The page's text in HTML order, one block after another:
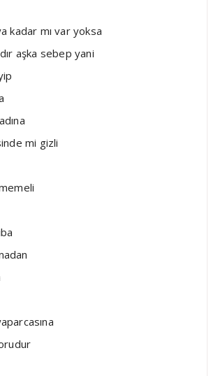
kadar mı var yoksa
aşka sebep yani
mi gizli